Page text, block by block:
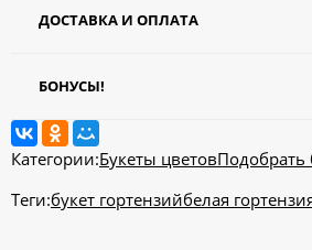
ДОСТАВКА И ОПЛАТА
БОНУСЫ!
Категории:Букеты цветовПодобрать
Теги:букет гортензийбелая